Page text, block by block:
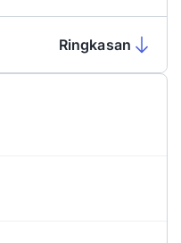
Ringkasan